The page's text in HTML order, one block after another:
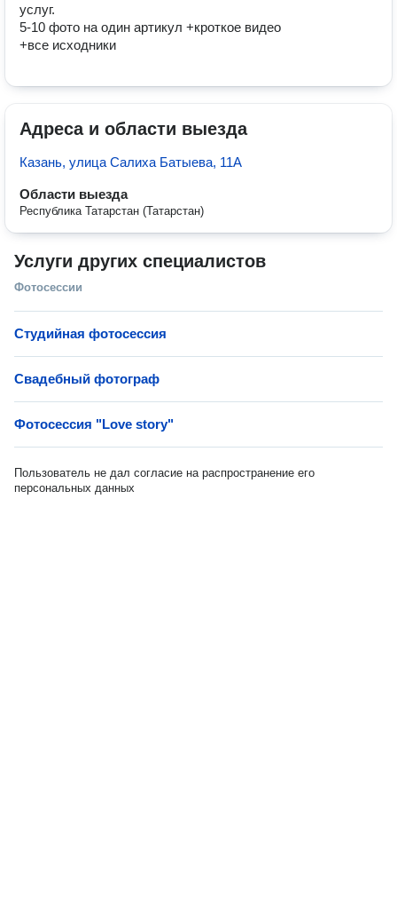
услуг.
5-10 фото на один артикул +кроткое видео
+все исходники
Адреса и области выезда
Казань, улица Салиха Батыева, 11А
Области выезда
Республика Татарстан (Татарстан)
Услуги других специалистов
Фотосессии
Студийная фотосессия
Свадебный фотограф
Фотосессия "Love story"
Пользователь не дал согласие на распространение его
персональных данных